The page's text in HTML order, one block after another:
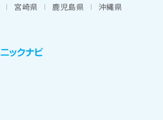
宮崎県 鹿児島県 沖縄県